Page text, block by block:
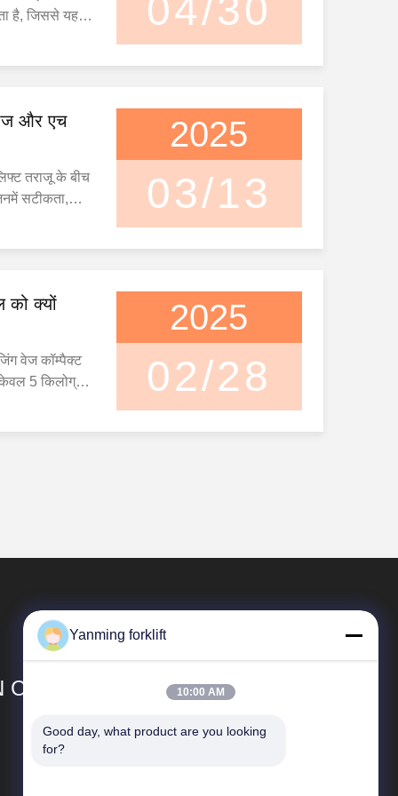
है, जिससे यह
04/30
और एच
तराजू के बीच
सटीकता,
2025
03/13
को क्यों
वेज कॉम्पैक्ट
5 किलोग्राम
2025
02/28
त्वरित सम्पक
Yanming forklift
10:00 AM
Good day, what product are you looking
for?